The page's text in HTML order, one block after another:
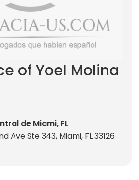
of Yoel Molina
de Miami, FL
Ave Ste 343, Miami, FL 33126